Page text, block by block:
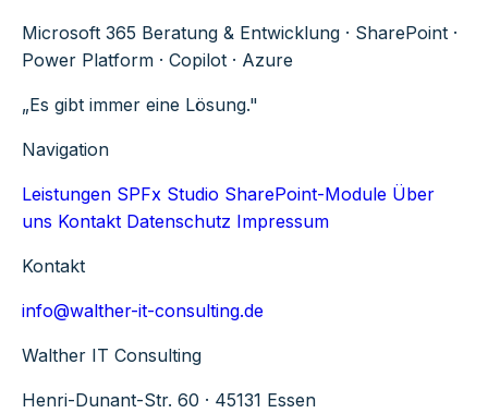
Microsoft 365 Beratung & Entwicklung · SharePoint ·
Power Platform · Copilot · Azure
„Es gibt immer eine Lösung."
Navigation
Leistungen SPFx Studio SharePoint-Module Über
uns Kontakt Datenschutz Impressum
Kontakt
info@walther-it-consulting.de
Walther IT Consulting
Henri-Dunant-Str. 60 · 45131 Essen